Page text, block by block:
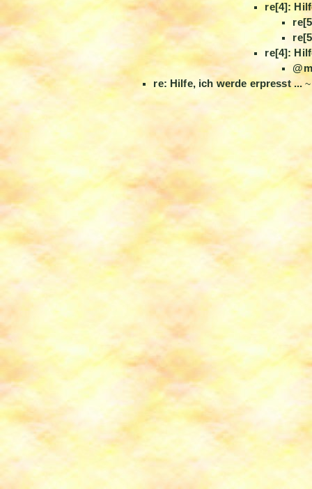
re[4]:
re[4]:
re: Hilfe, ich werde erpresst ...